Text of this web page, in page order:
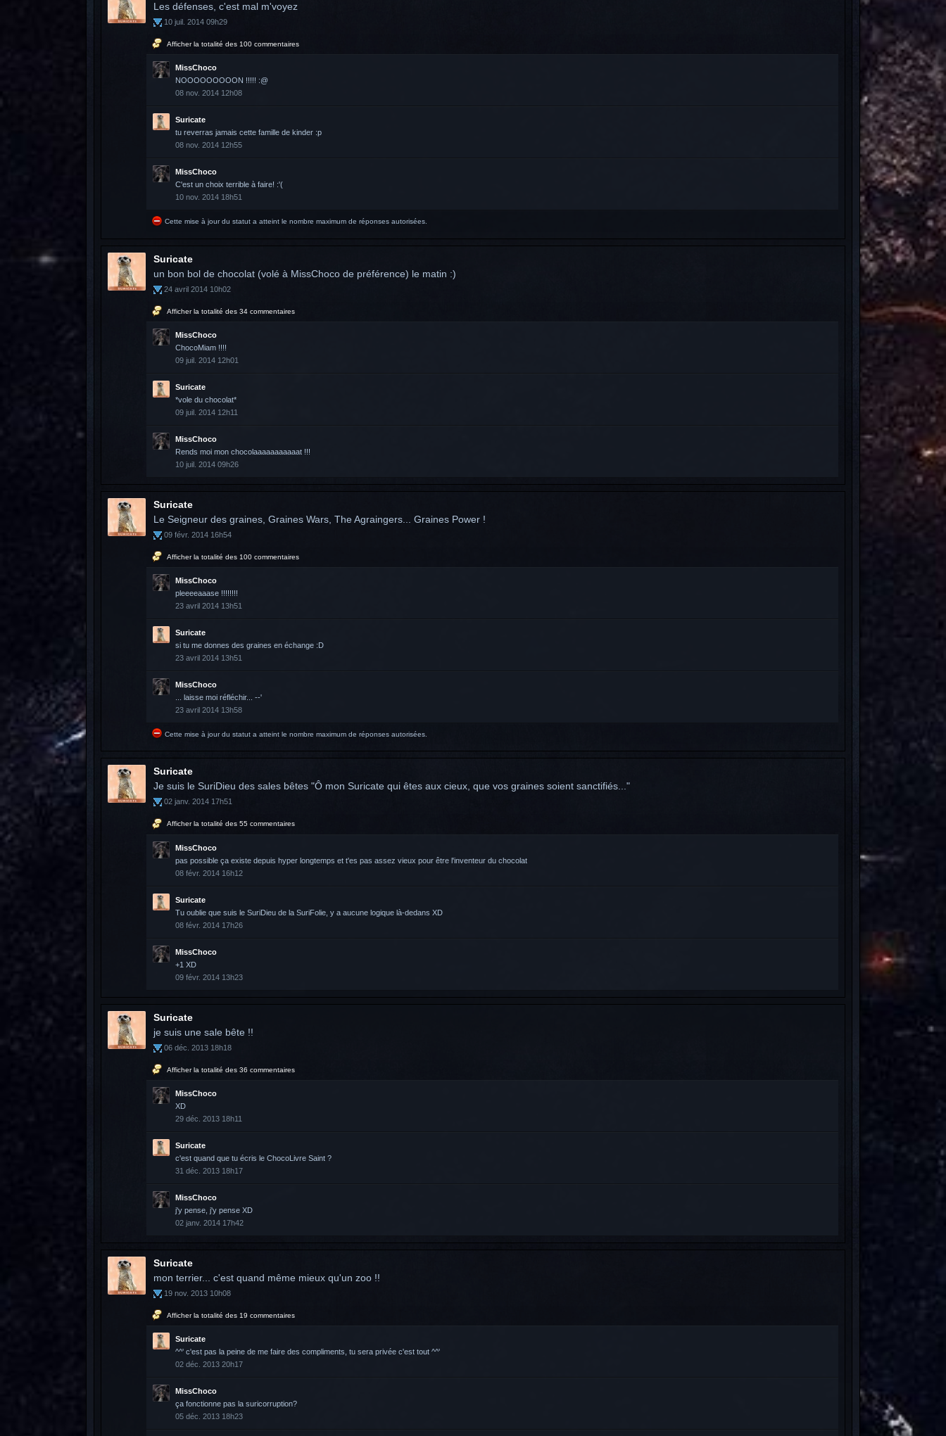
Les défenses, c'est mal m'voyez
10 juil. 2014 09h29
Afficher la totalité des 100 commentaires
MissChoco
NOOOOOOOOON !!!!! :@
08 nov. 2014 12h08
Suricate
tu reverras jamais cette famille de kinder :p
08 nov. 2014 12h55
MissChoco
C'est un choix terrible à faire! :'(
10 nov. 2014 18h51
Cette mise à jour du statut a atteint le nombre maximum de réponses autorisées.
Suricate
un bon bol de chocolat (volé à MissChoco de préférence) le matin :)
24 avril 2014 10h02
Afficher la totalité des 34 commentaires
MissChoco
ChocoMiam !!!!
09 juil. 2014 12h01
Suricate
*vole du chocolat*
09 juil. 2014 12h11
MissChoco
Rends moi mon chocolaaaaaaaaaaat !!!
10 juil. 2014 09h26
Suricate
Le Seigneur des graines, Graines Wars, The Agraingers... Graines Power !
09 févr. 2014 16h54
Afficher la totalité des 100 commentaires
MissChoco
pleeeeaaase !!!!!!!!
23 avril 2014 13h51
Suricate
si tu me donnes des graines en échange :D
23 avril 2014 13h51
MissChoco
... laisse moi réfléchir... --'
23 avril 2014 13h58
Cette mise à jour du statut a atteint le nombre maximum de réponses autorisées.
Suricate
Je suis le SuriDieu des sales bêtes "Ô mon Suricate qui êtes aux cieux, que vos graines soient sanctifiés..."
02 janv. 2014 17h51
Afficher la totalité des 55 commentaires
MissChoco
pas possible ça existe depuis hyper longtemps et t'es pas assez vieux pour être l'inventeur du chocolat
08 févr. 2014 16h12
Suricate
Tu oublie que suis le SuriDieu de la SuriFolie, y a aucune logique là-dedans XD
08 févr. 2014 17h26
MissChoco
+1 XD
09 févr. 2014 13h23
Suricate
je suis une sale bête !!
06 déc. 2013 18h18
Afficher la totalité des 36 commentaires
MissChoco
XD
29 déc. 2013 18h11
Suricate
c'est quand que tu écris le ChocoLivre Saint ?
31 déc. 2013 18h17
MissChoco
j'y pense, j'y pense XD
02 janv. 2014 17h42
Suricate
mon terrier... c'est quand même mieux qu'un zoo !!
19 nov. 2013 10h08
Afficher la totalité des 19 commentaires
Suricate
^^' c'est pas la peine de me faire des compliments, tu sera privée c'est tout ^^'
02 déc. 2013 20h17
MissChoco
ça fonctionne pas la suricorruption?
05 déc. 2013 18h23